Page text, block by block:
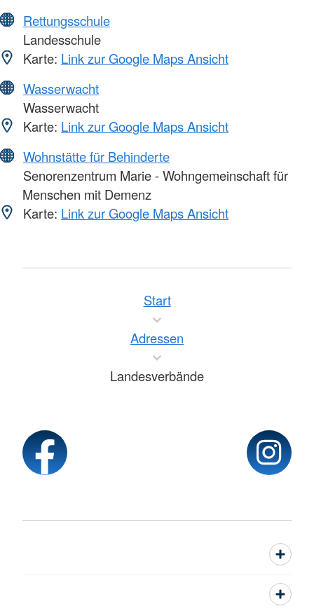
Rettungsschule
Landesschule
Karte: Link zur Google Maps Ansicht
Wasserwacht
Wasserwacht
Karte: Link zur Google Maps Ansicht
Wohnstätte für Behinderte
Senorenzentrum Marie - Wohngemeinschaft für
Menschen mit Demenz
Karte: Link zur Google Maps Ansicht
Start
Adressen
Landesverbände